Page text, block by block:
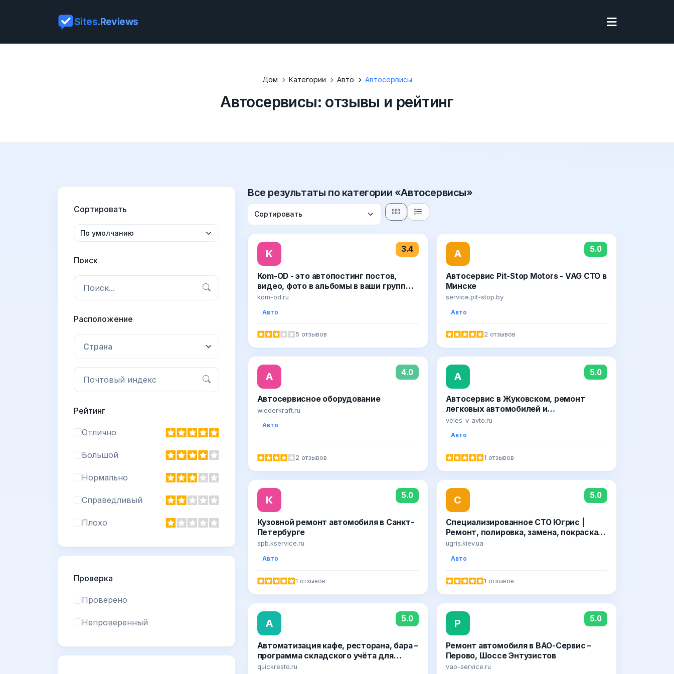
Sites.Reviews
Дом Категории Авто Автосервисы
Автосервисы: отзывы и рейтинг
Сортировать
Поиск
Расположение
Страна
Рейтинг
Отлично
Большой
Нормально
Справедливый
Плохо
Проверка
Проверено
Непроверенный
Все результаты по категории «Автосервисы»
K 3.4
Kom-OD - это автопостинг постов,
видео, фото в альбомы в ваши группы
на Одноклассники.Ру, Вконтакте,
kom-od.ru
Авто
5 отзывов
А 5.0
Автосервис Pit-Stop Motors - VAG СТО в
Минске
service.pit-stop.by
Авто
2 отзывов
А 4.0
Автосервисное оборудование
wiederkraft.ru
Авто
2 отзывов
А 5.0
Автосервис в Жуковском, ремонт
легковых автомобилей и
коммерческих микроавтобусов
veles-v-avto.ru
Авто
1 отзывов
К 5.0
Кузовной ремонт автомобиля в Санкт-
Петербурге
spb.kservice.ru
Авто
1 отзывов
С 5.0
Специализированное СТО Югрис |
Ремонт, полировка, замена, покраска
деталей автомобиля
ugris.kiev.ua
Авто
1 отзывов
А 5.0
Автоматизация кафе, ресторана, бара –
программа складского учёта для
общепита с кассой на планшете – Quick
quickresto.ru
Р 5.0
Ремонт автомобиля в ВАО-Сервис –
Перово, Шоссе Энтузистов
vao-service.ru